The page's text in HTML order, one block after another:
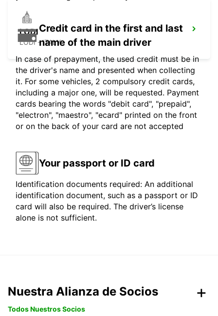
LODI
LODI - ITALY
Credit card in the first and last
name of the main driver
In case of prepayment, the used credit must be in
the driver's name and presented when collecting
it. For some vehicles, 2 compulsory credit cards,
including a major one, will be requested. Payment
cards bearing the words "debit card", "prepaid",
"electron", "maestro", "ecard" printed on the front
or on the back of your card are not accepted
Your passport or ID card
Identification documents required: An additional
identification document, such as a passport or ID
card will also be required. The driver’s license
alone is not sufficient.
Nuestra Alianza de Socios
Todos Nuestros Socios